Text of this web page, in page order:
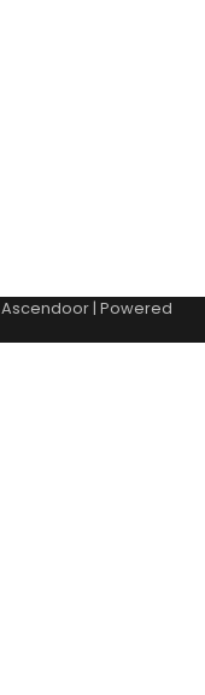
Ascendoor| Powered